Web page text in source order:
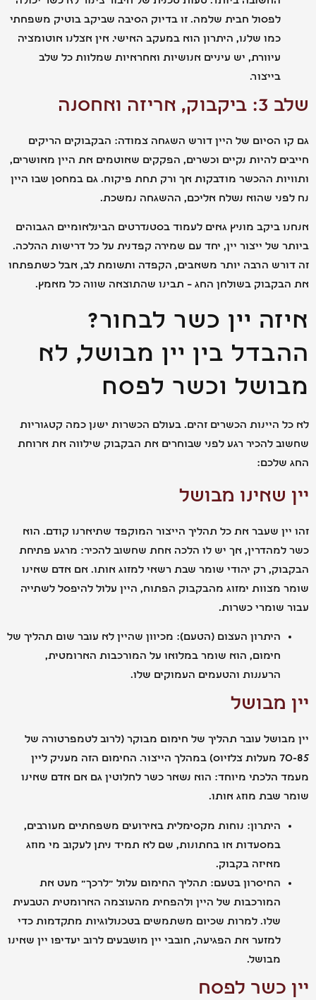
לפסול חבית שלמה. זו בדיוק הסיבה שביקב בוטיק משפחתי
כמו שלנו, היתרון הוא במעקב האישי. אין אצלנו אוטומציה
עיוורת, יש עיניים אנושיות ואחראיות שמלוות כל שלב
בייצור.
ואחסנה
הסיום של היין דורש השגחה צמודה: הבקבוקים הריקים
להיות נקיים וכשרים, הפקקים שאוטמים את היין מאושרים,
ההכשר מודבקות אך ורק תחת פיקוח. גם במחסן שבו היין
שהוא נשלח אליכם, ההשגחה נמשכת.
ביקב מוניץ גאים לעמוד בסטנדרטים הבינלאומיים הגבוהים
של ייצור יין, יחד עם שמירה קפדנית על כל דרישות ההלכה.
הרבה יותר משאבים, הקפדה ותשומת לב, אבל כשתפתחו
בשולחן החג – תבינו שהתוצאה שווה כל מאמץ.
יין כשר לבחור?
בין יין מבושל, לא
וכשר לפסח
היינות הכשרים זהים. בעולם הכשרות ישנן כמה קטגוריות
להכיר רגע לפני שבוחרים את הבקבוק שילווה את ארוחת
שאינו מבושל
שעבר את כל תהליך הייצור המוקפד שתיארנו קודם. הוא
אך יש לו הלכה אחת שחשוב להכיר: מרגע פתיחת
רק יהודי שומר שבת רשאי למזוג אותו. אם אדם שאינו
מצוות ימזוג מהבקבוק הפתוח, היין עלול להיפסל לשתייה
שומרי כשרות.
היתרון העצום (הטעם): מכיוון שהיין לא עובר שום תהליך של
חימום, הוא שומר במלואו על המורכבות הארומטית,
הרעננות והטעמים העמוקים שלו.
מבושל
עובר תהליך של חימום מבוקר (לרוב לטמפרטורה של
70-85 מעלות צלזיוס) במהלך הייצור. החימום הזה מעניק ליין
הלכתי מיוחד: הוא נשאר כשר לחלוטין גם אם אדם שאינו
שבת מוזג אותו.
היתרון: נוחות מקסימלית באירועים משפחתיים מעורבים,
במסעדות או בחתונות, שם לא תמיד ניתן לעקוב מי מוזג
מאיזה בקבוק.
החיסרון בטעם: תהליך החימום עלול "לרכך" מעט את
המורכבות של היין ולהפחית מהעוצמה הארומטית הטבעית
שלו. למרות שכיום משתמשים בטכנולוגיות מתקדמות כדי
למזער את הפגיעה, חובבי יין מושבעים לרוב יעדיפו יין שאינו
מבושל.
כשר לפסח